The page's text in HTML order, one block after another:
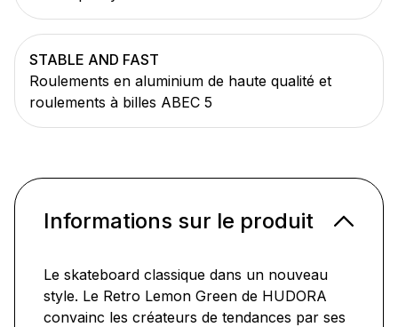
STABLE AND FAST
Roulements en aluminium de haute qualité et
roulements à billes ABEC 5
Informations sur le produit
Le skateboard classique dans un nouveau
style. Le Retro Lemon Green de HUDORA
convainc les créateurs de tendances par ses